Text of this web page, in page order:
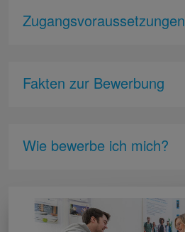
Zugangsvoraussetzungen
Fakten zur Bewerbung
Wie bewerbe ich mich?